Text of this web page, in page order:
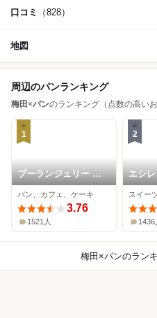
口コミ （828）
地図
周辺のパンランキング
梅田 ×パンのランキング（点数の高いお
1
ブーランジェリー ブ
ルディガラ 大阪店
パン、カフェ、ケーキ
3.76
1521人
2
エシ
ブール
スイー
1436
梅田×パンのラン